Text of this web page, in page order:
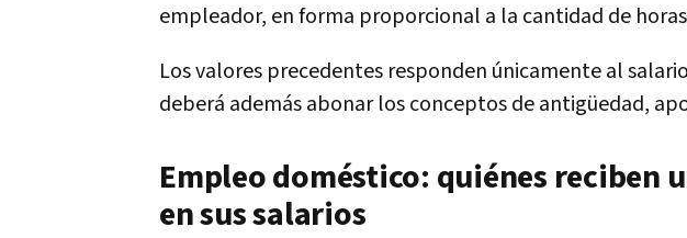
empleador, en forma proporcional a la cantidad de
Los valores precedentes responden únicamente al
deberá además abonar los conceptos de antigüedad,
Empleo doméstico: quiénes reciben
en sus salarios